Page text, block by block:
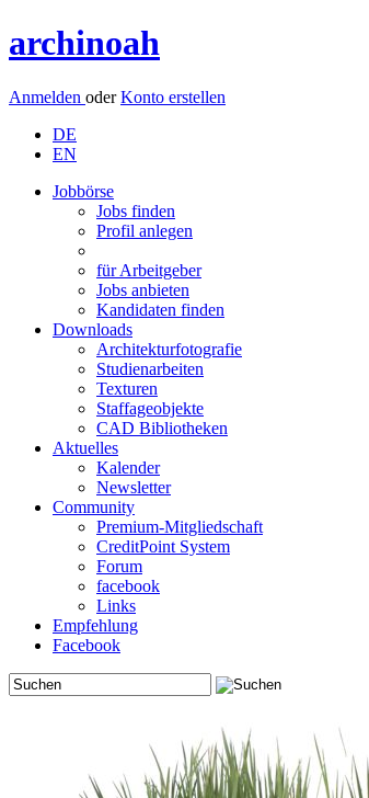
archinoah
Anmelden oderKonto erstellen
DE
EN
Jobbörse
Jobs finden
Profil anlegen
für Arbeitgeber
Jobs anbieten
Kandidaten finden
Downloads
Architekturfotografie
Studienarbeiten
Texturen
Staffageobjekte
CAD Bibliotheken
Aktuelles
Kalender
Newsletter
Community
Premium-Mitgliedschaft
CreditPoint System
Forum
facebook
Links
Empfehlung
Facebook